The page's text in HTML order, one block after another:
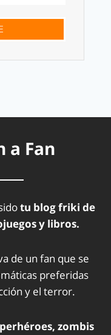
a Fan
tu blog friki de
y libros.
de un fan que se
preferidas
y el terror.
zombis